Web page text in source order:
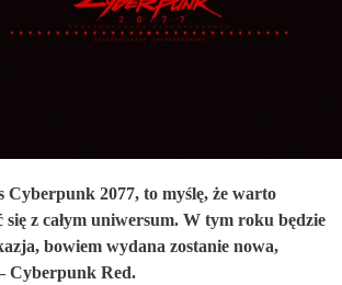
Cyberpunk 2077, to myślę, że warto
się z całym uniwersum. W tym roku będzie
bowiem wydana zostanie nowa,
Cyberpunk Red.